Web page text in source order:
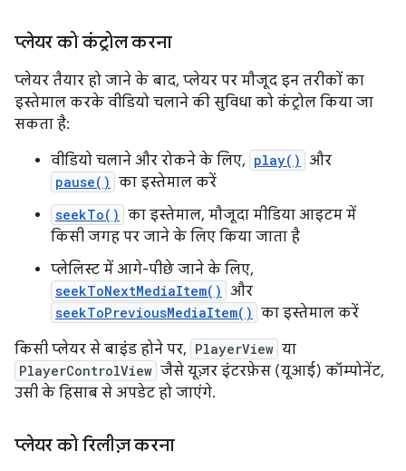
प्लेयर को कंट्रोल करना
प्लेयर तैयार हो जाने के बाद, प्लेयर पर मौजूद इन तरीकों का
इस्तेमाल करके वीडियो चलाने की सुविधा को कंट्रोल किया जा
सकता है:
वीडियो चलाने और रोकने के लिए, play() और
pause() का इस्तेमाल करें
seekTo() का इस्तेमाल, मौजूदा मीडिया आइटम में
किसी जगह पर जाने के लिए किया जाता है
प्लेलिस्ट में आगे-पीछे जाने के लिए,
seekToNextMediaItem() और
seekToPreviousMediaItem() का इस्तेमाल करें
किसी प्लेयर से बाइंड होने पर, PlayerView या
PlayerControlView जैसे यूज़र इंटरफ़ेस (यूआई) कॉम्पोनेंट,
उसी के हिसाब से अपडेट हो जाएंगे.
प्लेयर को रिलीज़ करना